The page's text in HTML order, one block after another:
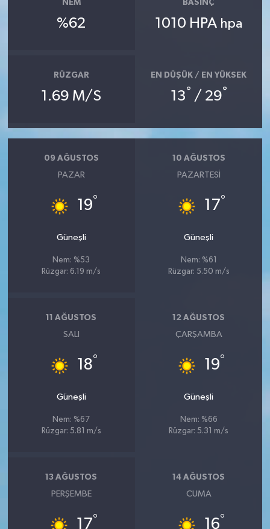
NEM
%62
BASINÇ
1010 HPA hpa
RÜZGAR
1.69 M/S
EN DÜŞÜK / EN YÜKSEK
13° / 29°
09 AĞUSTOS
PAZAR
19°
Güneşli
Nem: %53
Rüzgar: 6.19 m/s
10 AĞUSTOS
PAZARTESI
17°
Güneşli
Nem: %61
Rüzgar: 5.50 m/s
11 AĞUSTOS
SALI
18°
Güneşli
Nem: %67
Rüzgar: 5.81 m/s
12 AĞUSTOS
ÇARŞAMBA
19°
Güneşli
Nem: %66
Rüzgar: 5.31 m/s
13 AĞUSTOS
PERŞEMBE
17°
14 AĞUSTOS
CUMA
16°